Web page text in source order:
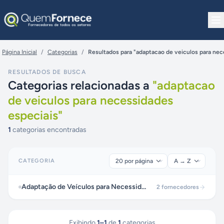
Página Inicial / Categorias / Resultados para "adaptacao de veiculos para
RESULTADOS DE BUSCA
Categorias relacionadas a "adaptacao
de veiculos para necessidades
especiais"
1 categorias encontradas
CATEGORIA
Adaptação de Veículos para Necessidades Especiais 2 fornecedores